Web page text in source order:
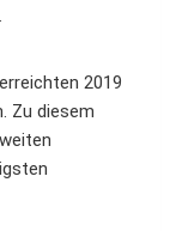
.
2019
Zu diesem